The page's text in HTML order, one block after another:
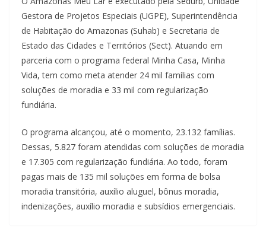
Gestora de Projetos Especiais (UGPE), Superintendência
de Habitação do Amazonas (Suhab) e Secretaria de
Estado das Cidades e Territórios (Sect). Atuando em
parceria com o programa federal Minha Casa, Minha
Vida, tem como meta atender 24 mil famílias com
soluções de moradia e 33 mil com regularização
fundiária.
O programa alcançou, até o momento, 23.132 famílias.
Dessas, 5.827 foram atendidas com soluções de moradia
e 17.305 com regularização fundiária. Ao todo, foram
pagas mais de 135 mil soluções em forma de bolsa
moradia transitória, auxílio aluguel, bônus moradia,
indenizações, auxílio moradia e subsídios emergenciais.